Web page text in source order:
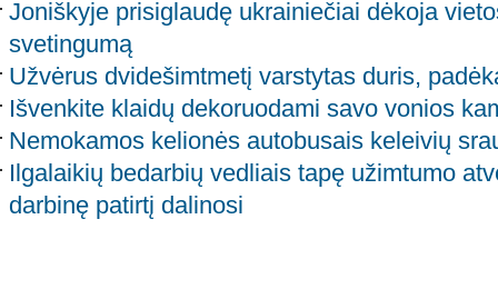
Joniškyje prisiglaudę ukrainiečiai dėkoja
svetingumą
Užvėrus dvidešimtmetį varstytas duris,
Išvenkite klaidų dekoruodami savo vonios
Nemokamos kelionės autobusais keleivių
Ilgalaikių bedarbių vedliais tapę užimtumo
darbinę patirtį dalinosi